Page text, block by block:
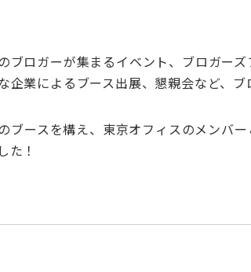
ブロガーが集まるイベント、ブロガー
企業によるブース出展、懇親会など、
ブースを構え、東京オフィスのメンバ
た！